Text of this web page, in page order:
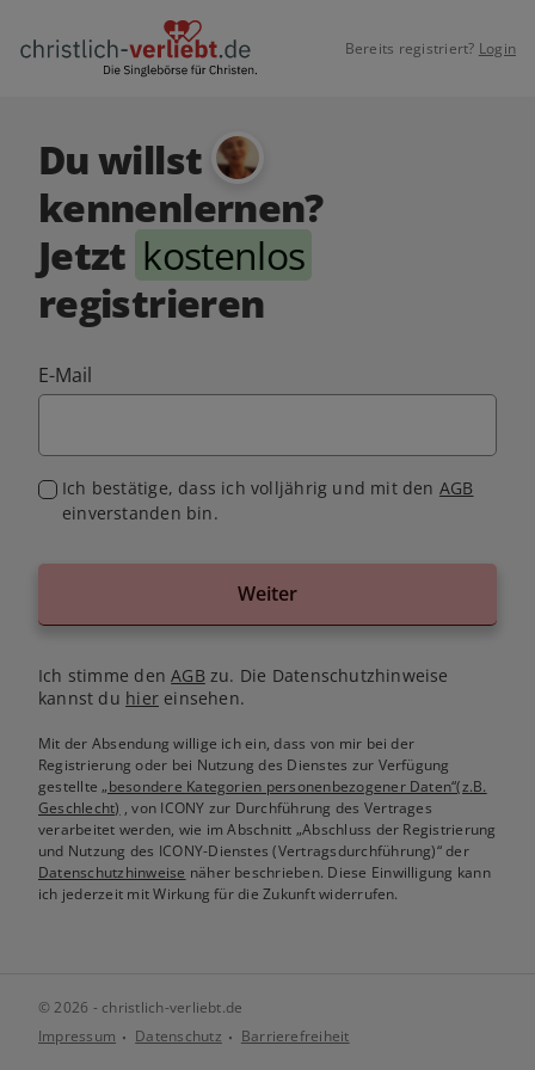
Bereits registriert? Login
Du willst
kennenlernen?
Jetzt kostenlos
registrieren
E-Mail
Ich bestätige, dass ich volljährig und mit den AGB
einverstanden bin.
Weiter
Ich stimme denAGB zu. Die Datenschutzhinweise
kannst du hiereinsehen.
Mit der Absendung willige ich ein, dass von mir bei der
Registrierung oder bei Nutzung des Dienstes zur Verfügung
gestellte„besondere Kategorien personenbezogener Daten“(z.B.
Geschlecht) , von ICONY zur Durchführung des Vertrages
verarbeitet werden, wie im Abschnitt „Abschluss der Registrierung
und Nutzung des ICONY-Dienstes (Vertragsdurchführung)“ der
Datenschutzhinweise näher beschrieben. Diese Einwilligung kann
ich jederzeit mit Wirkung für die Zukunft widerrufen.
© 2026 - christlich-verliebt.de
Impressum
Datenschutz Barrierefreiheit